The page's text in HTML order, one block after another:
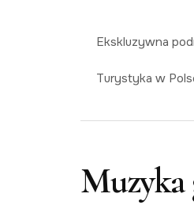
Ekskluzywna
Turystyka w
Muzyka